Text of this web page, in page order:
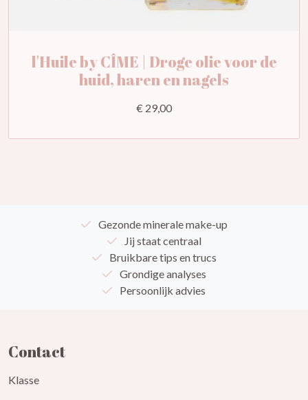
l'Huile by CÎME | Droge olie voor de
huid, haren en nagels
€ 29,00
Gezonde minerale make-up
Jij staat centraal
Bruikbare tips en trucs
Grondige analyses
Persoonlijk advies
Contact
Klasse